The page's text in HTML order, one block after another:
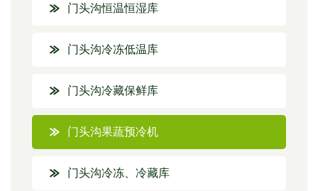
门头沟恒温恒湿库
门头沟冷冻低温库
门头沟冷藏保鲜库
门头沟果蔬预冷机
门头沟冷冻、冷藏库